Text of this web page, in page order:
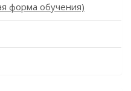
форма обучения)